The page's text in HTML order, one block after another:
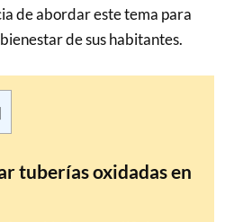
de abordar este tema para
de sus habitantes.
tuberías oxidadas en